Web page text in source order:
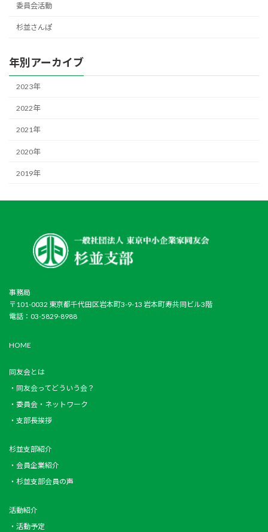
委員会活動
杉並さんぽ
年別アーカイブ
2023年
2022年
2021年
2020年
2019年
事務局
〒101-0032 東京都千代田区岩本町3-9-13 岩本町寿共同ビル3階
電話：03-5829-8988
HOME
同友会とは
・同友会ってどういう会？
・委員会・ネットワーク
・支部長挨拶
杉並支部紹介
・会員企業紹介
・杉並支部会員の声
活動紹介
・活動予定